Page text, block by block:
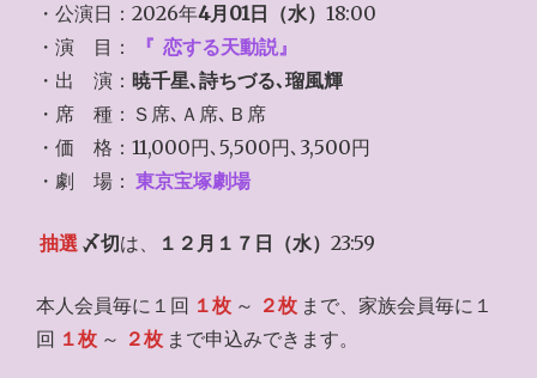
・公演日：2026年4月01日（水） 18:00
・演 目：
『 恋する天動説』
・出 演： 暁千星､詩ちづる､瑠風輝
・席 種：Ｓ席､Ａ席､Ｂ席
・価 格：11,000円､5,500円､3,500円
・劇 場： 東京宝塚劇場
抽選 〆切は、 １２月１７日（水）23:59
本人会員毎に１回 １枚 ～ ２枚 まで、家族会員毎に１
回 １枚 ～ ２枚 まで申込みできます。